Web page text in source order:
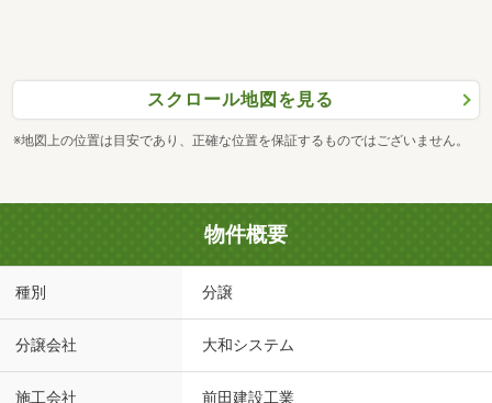
スクロール地図を見る
※地図上の位置は目安であり、正確な位置を保証するものではございません。
物件概要
種別 分譲
分譲会社 大和システム
施工会社 前田建設工業